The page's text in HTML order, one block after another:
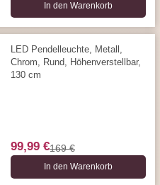
In den Warenkorb
LED Pendelleuchte, Metall,
Chrom, Rund, Höhenverstellbar,
130 cm
99,99 €169 €
In den Warenkorb